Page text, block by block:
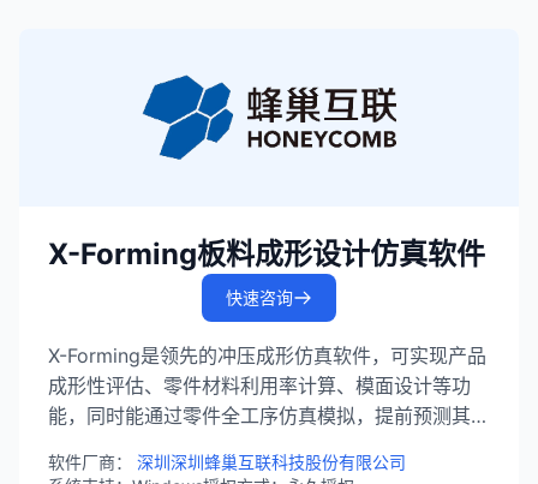
X-Forming板料成形设计仿真软件
快速咨询
X-Forming是领先的冲压成形仿真软件，可实现产品
成形性评估、零件材料利用率计算、模面设计等功
能，同时能通过零件全工序仿真模拟，提前预测其成
判。
软件厂商： 深圳深圳蜂巢互联科技股份有限公司